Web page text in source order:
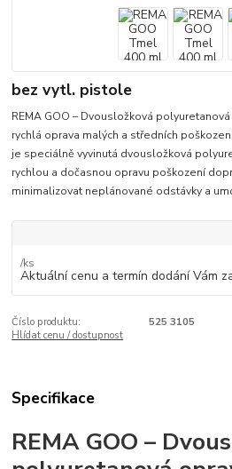
bez vytl. pistole
REMA GOO – Dvousložková
rychlá oprava malých a středních
je speciálně vyvinutá dvousložková
rychlou a dočasnou opravu poškození
minimalizovat neplánované odstávky a
/ks
Aktuální cenu a termín dodání Vám
Číslo produktu:
525 3105
Hlídat cenu / dostupnost
Specifikace
REMA GOO –